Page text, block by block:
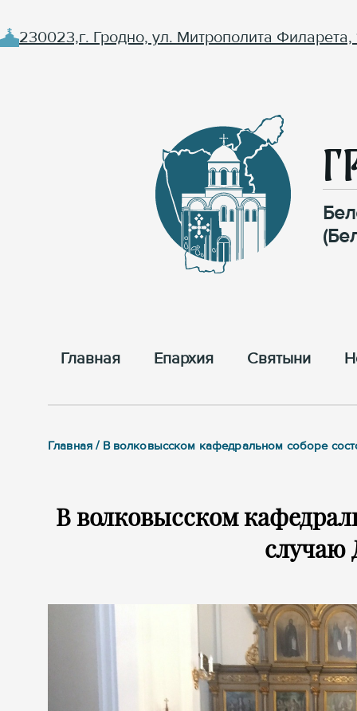
230023,г. Гродно, ул. Митрополита Филарета,
Главная Епархия Cвятыни
Главная / В волковысском кафедральном соборе
В волковысском
случаю